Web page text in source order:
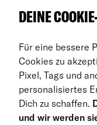
Über uns
FAQ
Business Abo
Rückgabe
DEINE
Für eine bessere
Cookies zu
Pixel, Tags und
personalisiertes
Dich zu schaffen.
und wir werden